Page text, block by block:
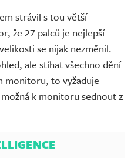
strávil s tou větší
že 27 palců je nejlepší
se nijak nezměnil.
ale stíhat všechno dění
monitoru, to vyžaduje
k monitoru sednout z